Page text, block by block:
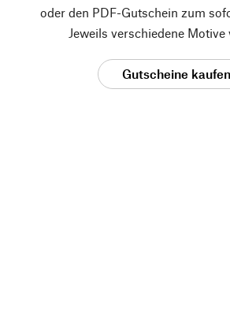
oder den PDF-Gutschein zum
Jeweils verschiedene Motive
Gutscheine kaufen